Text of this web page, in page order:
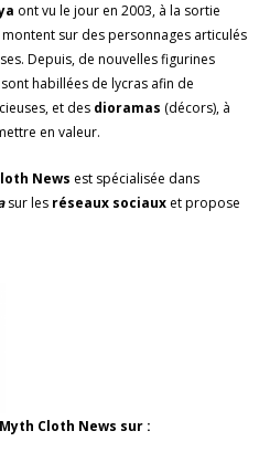
ont vu le jour en 2003, à la sortie
montent sur des personnages articulés
Depuis, de nouvelles figurines
habillées de lycras afin de
et des dioramas (décors), à
en valeur.
News est spécialisée dans
sur les réseaux sociaux et propose
Cloth News sur :